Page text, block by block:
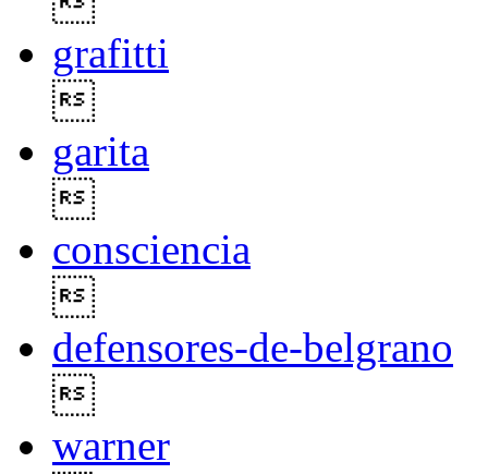
grafitti
garita
consciencia
defensores-de-belgrano
warner